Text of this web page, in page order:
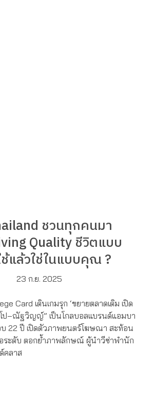
ชวนทุกคนมา
Quality ชีวิตแบบ
แล้วใช่ในแบบคุณ ?
23 ก.ย. 2025